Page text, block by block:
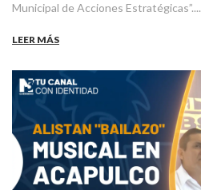
Municipal de Acciones Estratégicas”....
LEER MÁS